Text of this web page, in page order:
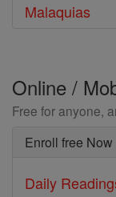
Malaquias
Online /
Free for anyone,
Enroll free Now
Daily